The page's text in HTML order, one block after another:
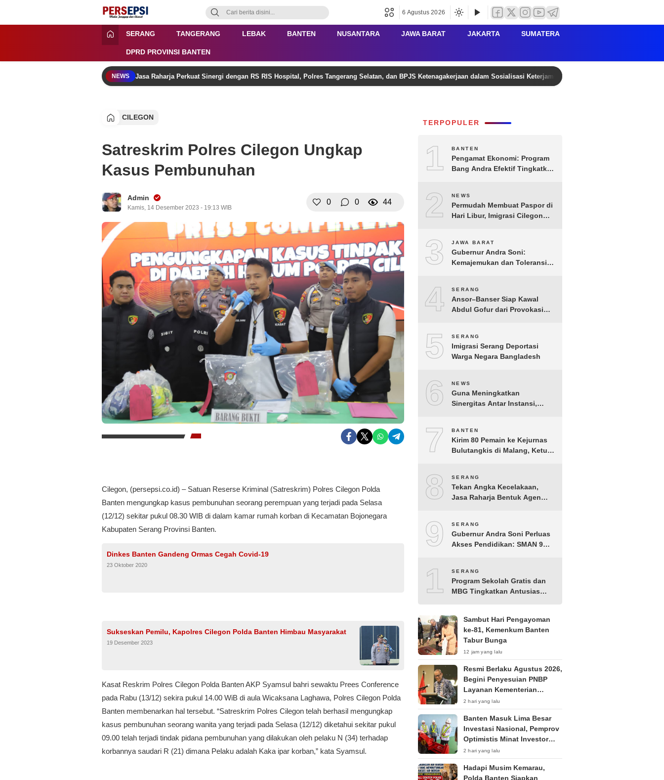
konten
Persepsi.co.id
Media Tanggap Dan Akurat
6 Agustus 2026
SERANG TANGERANG LEBAK BANTEN NUSANTARA JAWA BARAT JAKARTA SUMATERA
DPRD PROVINSI BANTEN
NEWS Jasa Raharja Perkuat Sinergi dengan RS RIS Hospital, Polres Tangerang Selatan, dan BPJS Ketenagakerjaan dalam Sosialisasi Keterjaminan Korban Kecelakaan Lalu
CILEGON
Satreskrim Polres Cilegon Ungkap
Kasus Pembunuhan
Admin
Kamis, 14 Desember 2023 - 19:13 WIB
0 0 44
Cilegon, (persepsi.co.id) – Satuan Reserse Kriminal (Satreskrim) Polres Cilegon Polda
Banten mengungkap kasus pembunuhan seorang perempuan yang terjadi pada Selasa
(12/12) sekitar pukul 08.30 WIB di dalam kamar rumah korban di Kecamatan Bojonegara
Kabupaten Serang Provinsi Banten.
Dinkes Banten Gandeng Ormas Cegah Covid-19
23 Oktober 2020
Sukseskan Pemilu, Kapolres Cilegon Polda Banten Himbau Masyarakat
19 Desember 2023
Kasat Reskrim Polres Cilegon Polda Banten AKP Syamsul bahri sewaktu Prees Conference
pada Rabu (13/12) sekira pukul 14.00 WiB di aula Wicaksana Laghawa, Polres Cilegon Polda
Banten membenarkan hal tersebut. “Satreskrim Polres Cilegon telah berhasil mengungkap
kasus pembunuhan seorang wanita yang terjadi pada Selasa (12/12) diketahui sekitar pukul
09.00 telah terjadi tindak pidana pembunuhan yang dilakukan oleh pelaku N (34) terhadap
korbannya saudari R (21) dimana Pelaku adalah Kaka ipar korban,” kata Syamsul.
TERPOPULER
1 BANTEN
Pengamat Ekonomi: Program
Bang Andra Efektif Tingkatkan
2 NEWS
Permudah Membuat Paspor di
Hari Libur, Imigrasi Cilegon
3 JAWA BARAT
Gubernur Andra Soni:
Kemajemukan dan Toleransi
4 SERANG
Ansor–Banser Siap Kawal
Abdul Gofur dari Provokasi
5 SERANG
Imigrasi Serang Deportasi
Warga Negara Bangladesh
6 NEWS
Guna Meningkatkan
Sinergitas Antar Instansi,
Cukai Khusus Kepri
7 BANTEN
Kirim 80 Pemain ke Kejurnas
Bulutangkis di Malang, Ketua
Hasil Terbaik
8 SERANG
Tekan Angka Kecelakaan,
Jasa Raharja Bentuk Agen
Taktakan
9 SERANG
Gubernur Andra Soni Perluas
Akses Pendidikan: SMAN 9
10SERANG
Program Sekolah Gratis dan
MBG Tingkatkan Antusias
Sambut Hari Pengayoman
ke-81, Kemenkum Banten
Tabur Bunga
12 jam yang lalu
Resmi Berlaku Agustus 2026,
Begini Penyesuian PNBP
Layanan Kementerian
Hukum
2 hari yang lalu
Banten Masuk Lima Besar
Investasi Nasional, Pemprov
Optimistis Minat Investor
Terus Tumbuh
2 hari yang lalu
Hadapi Musim Kemarau,
Polda Banten Siapkan